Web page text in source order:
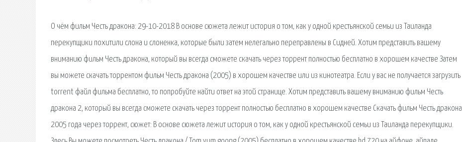
О чём фильм Честь дракона: 29-10-2018 В основе сюжета лежит история о том, как у одной крестьянской семьи из Таиланда
перекупщики похитили слона и слоненка, которые были затем нелегально переправлены в Сидней. Хотим представить вашему
вниманию фильм Честь дракона, который вы всегда сможете скачать через торрент полностью бесплатно в хорошем качестве Затем
вы можете скачать торрентом фильм Честь дракона (2005) в хорошем качестве или из кинотеатра. Если у вас не получается загрузить
torrent файл фильма бесплатно, то попробуйте найти ответ на этой странице. Хотим представить вашему вниманию фильм Честь
дракона 2, который вы всегда сможете скачать через торрент полностью бесплатно в хорошем качестве Скачать фильм Честь дракона
2005 года через торрент, сюжет: В основе сюжета лежит история о том, как у одной крестьянской семьи из Таиланда перекупщики.